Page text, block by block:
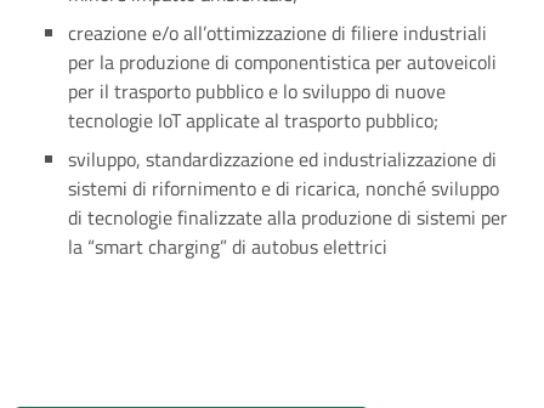
creazione e/o all’ottimizzazione di filiere industriali
per la produzione di componentistica per autoveicoli
per il trasporto pubblico e lo sviluppo di nuove
tecnologie IoT applicate al trasporto pubblico;
sviluppo, standardizzazione ed industrializzazione di
sistemi di rifornimento e di ricarica, nonché sviluppo
di tecnologie finalizzate alla produzione di sistemi per
la “smart charging” di autobus elettrici